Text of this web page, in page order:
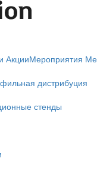
АкцииМероприятия
дистрибуция
стенды